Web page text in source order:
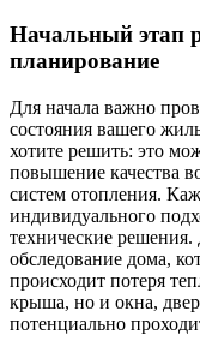
Начальный этап
планирование
Для начала важно
состояния вашего
хотите решить: это
повышение качества
систем отопления.
индивидуального
технические решения.
обследование дома,
происходит потеря
крыша, но и окна,
потенциально